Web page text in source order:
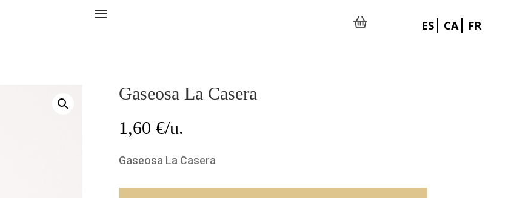
ES CA FR
Gaseosa La Casera
1,60 €/u.
Gaseosa La Casera